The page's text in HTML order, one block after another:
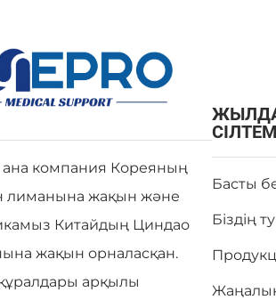
ана компания Кореяның
лиманына жақын және
Китайдың Циндао
жақын орналасқан.
құралдары арқылы
Басты
Біздің